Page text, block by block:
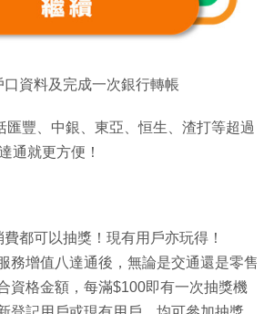
資料及完成一次銀行轉帳
匯豐、中銀、東亞、恒生、渣打等超過
通就更方便！
都可以抽獎！現有用戶亦玩得！
務增值八達通後，無論是交通還是零售
資格金額，每滿$100即有一次抽獎機